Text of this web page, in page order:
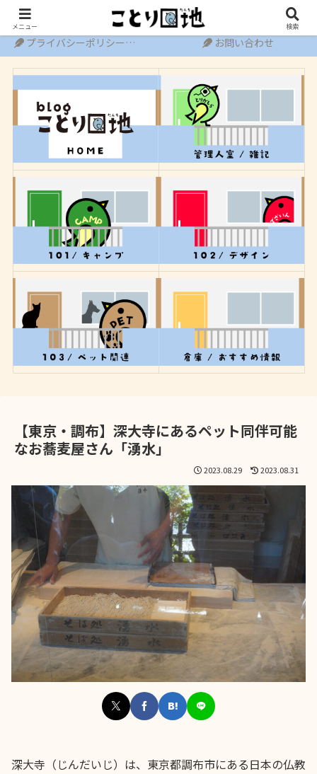
プライバシーポリシー・免責事項
お問い合わせ
【東京・調布】深大寺にあるペット同伴可能
なお蕎麦屋さん「湧水」
2023.08.29 2023.08.31
深大寺（じんだいじ）は、東京都調布市にある日本の仏教
メニュー 検索